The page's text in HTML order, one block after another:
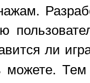
ли
можете.